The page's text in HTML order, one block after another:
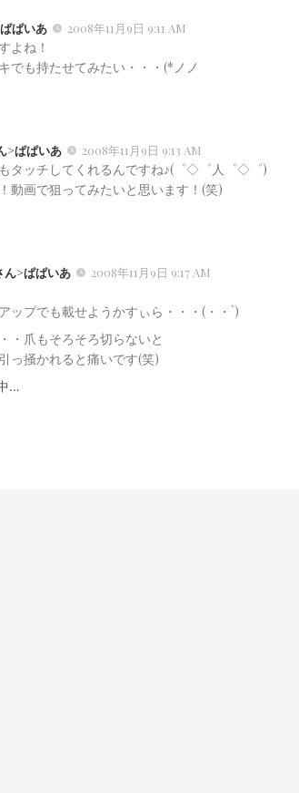
ぱいあ
2008年11月9日 9:11 AM
よね！
でも持たせてみたい・・・(*ノノ
>ぱぱいあ
2008年11月9日 9:13 AM
タッチしてくれるんですね♪(゜◇゜人゜◇゜)
動画で狙ってみたいと思います！(笑)
>ぱぱいあ
2008年11月9日 9:17 AM
ップでも載せようかすぃら・・・(・・`)
・爪もそろそろ切らないと
っ掻かれると痛いです(笑)
…